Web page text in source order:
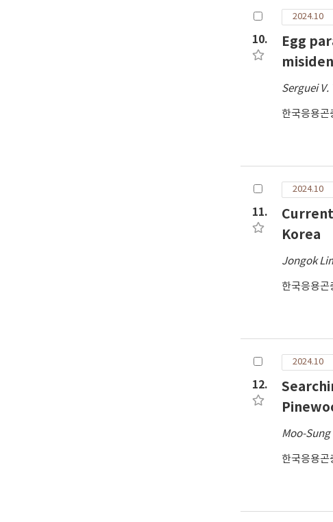
10.
2024.10
Egg
Serguei
한국응용곤
11.
2024.10
Korea
Jongok
한국응용곤
12.
2024.10
Moo-Sung
한국응용곤